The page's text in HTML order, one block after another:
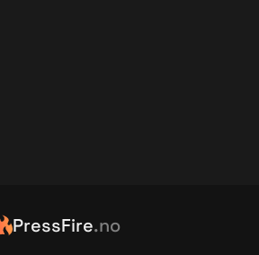
PressFire.no